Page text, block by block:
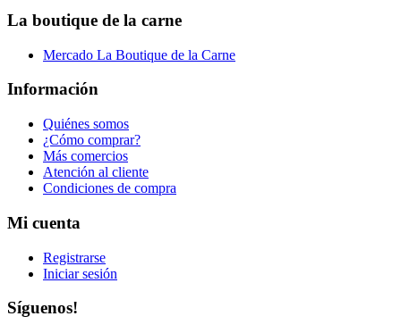
La boutique de la carne
Mercado La Boutique de la Carne
Información
Quiénes somos
¿Cómo comprar?
Más comercios
Atención al cliente
Condiciones de compra
Mi cuenta
Registrarse
Iniciar sesión
Síguenos!